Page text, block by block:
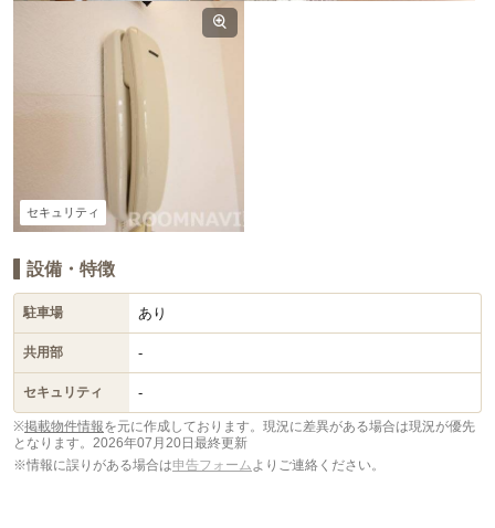
セキュリティ
設備・特徴
駐車場 あり
共用部 -
セキュリティ -
※掲載物件情報を元に作成しております。現況に差異がある場合は現況が優先
となります。 2026年07月20日最終更新
※情報に誤りがある場合は申告フォームよりご連絡ください。